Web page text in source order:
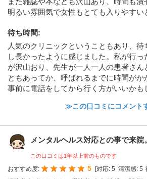
明るい雰囲気で女性もとても入りやすい
待ち時間:
人気のクリニックということもあり、
し長かったように感じました。私が行
が沢山おり、先生が一人一人の患者さん
ともあってか、呼ばれるまでに時間がか
事前に電話をしてから行く方がいいかも
≫この口コミにコメント
メンタルヘルス対応との事で来院
この口コミは1年以上前のものです
おすすめ度: 5 対応: 5 清潔感: 5